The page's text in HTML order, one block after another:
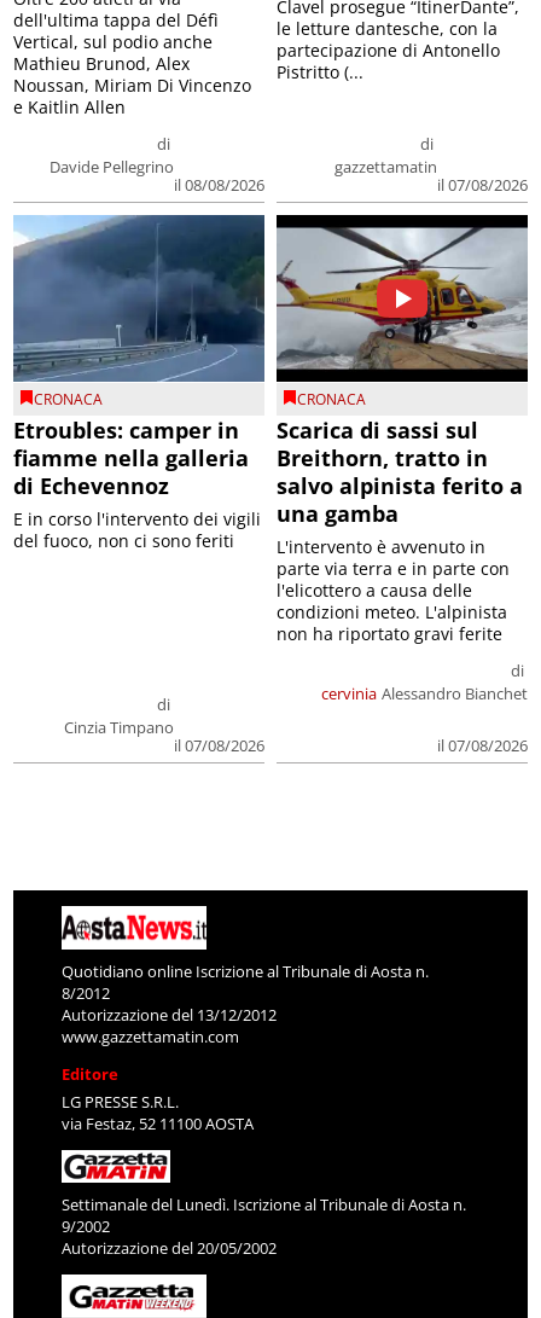
di
Davide Pellegrino
il 08/08/2026
dell'ultima tappa del Défì
Vertical, sul podio anche
Mathieu Brunod, Alex
Noussan, Miriam Di Vincenzo
e Kaitlin Allen
di
gazzettamatin
il 07/08/2026
Clavel prosegue “ItinerDante”,
le letture dantesche, con la
partecipazione di Antonello
Pistritto (...
CRONACA
Etroubles: camper in
fiamme nella galleria
di Echevennoz
di
Cinzia Timpano
il 07/08/2026
E in corso l'intervento dei vigili
del fuoco, non ci sono feriti
CRONACA
Scarica di sassi sul
Breithorn, tratto in
salvo alpinista ferito a
una gamba
cervinia
di
Alessandro Bianchet
il 07/08/2026
L'intervento è avvenuto in
parte via terra e in parte con
l'elicottero a causa delle
condizioni meteo. L'alpinista
non ha riportato gravi ferite
Quotidiano online Iscrizione al Tribunale di Aosta n.
8/2012
Autorizzazione del 13/12/2012
www.gazzettamatin.com
Editore
LG PRESSE S.R.L.
via Festaz, 52 11100 AOSTA
Settimanale del Lunedì. Iscrizione al Tribunale di Aosta n.
9/2002
Autorizzazione del 20/05/2002